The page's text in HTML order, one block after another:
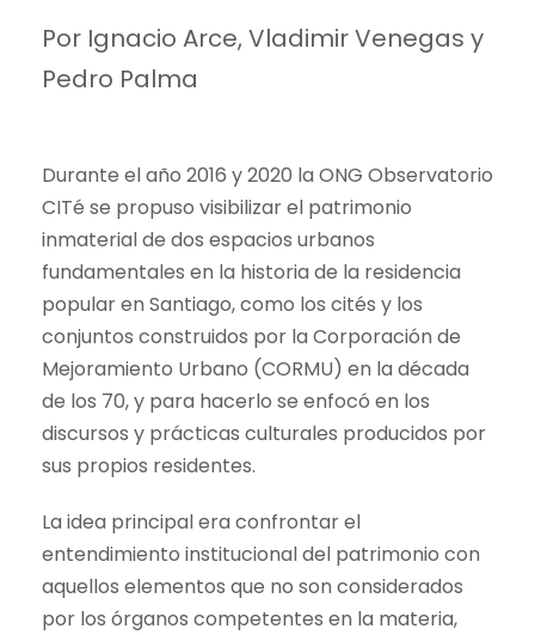
Por Ignacio Arce, Vladimir Venegas y
Pedro Palma
Durante el año 2016 y 2020 la ONG Observatorio
CITé se propuso visibilizar el patrimonio
inmaterial de dos espacios urbanos
fundamentales en la historia de la residencia
popular en Santiago, como los cités y los
conjuntos construidos por la Corporación de
Mejoramiento Urbano (CORMU) en la década
de los 70, y para hacerlo se enfocó en los
discursos y prácticas culturales producidos por
sus propios residentes.
La idea principal era confrontar el
entendimiento institucional del patrimonio con
aquellos elementos que no son considerados
por los órganos competentes en la materia,